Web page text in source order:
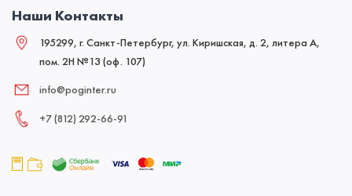
Наши Контакты
195299, г. Санкт-Петербург, ул. Киришская, д. 2, литера А,
пом. 2Н №13 (оф. 107)
info@poginter.ru
+7 (812) 292‑66‑91